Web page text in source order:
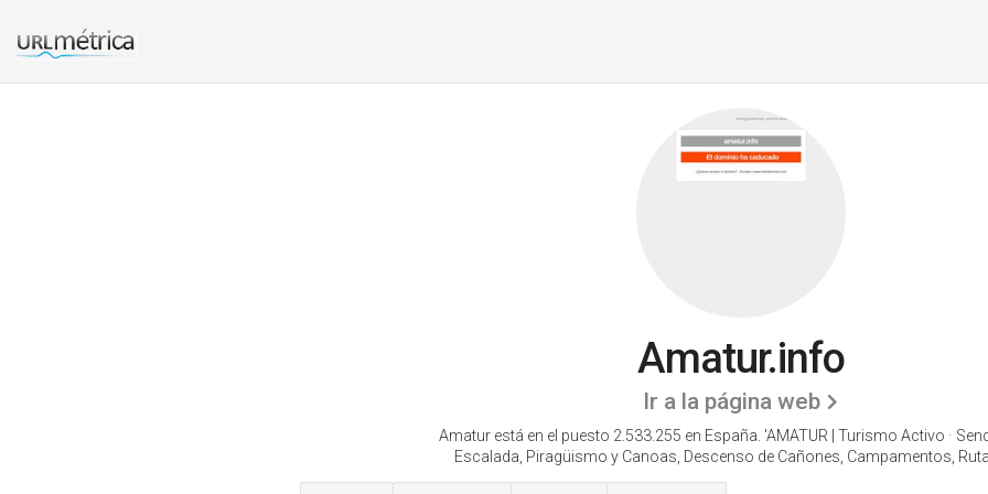
Amatur.info
Ir a la página web
Amatur está en el puesto 2.533.255 en España. 'AMATUR | Turismo Activo ·
Escalada, Piragüismo y Canoas, Descenso de Cañones, Campamentos,